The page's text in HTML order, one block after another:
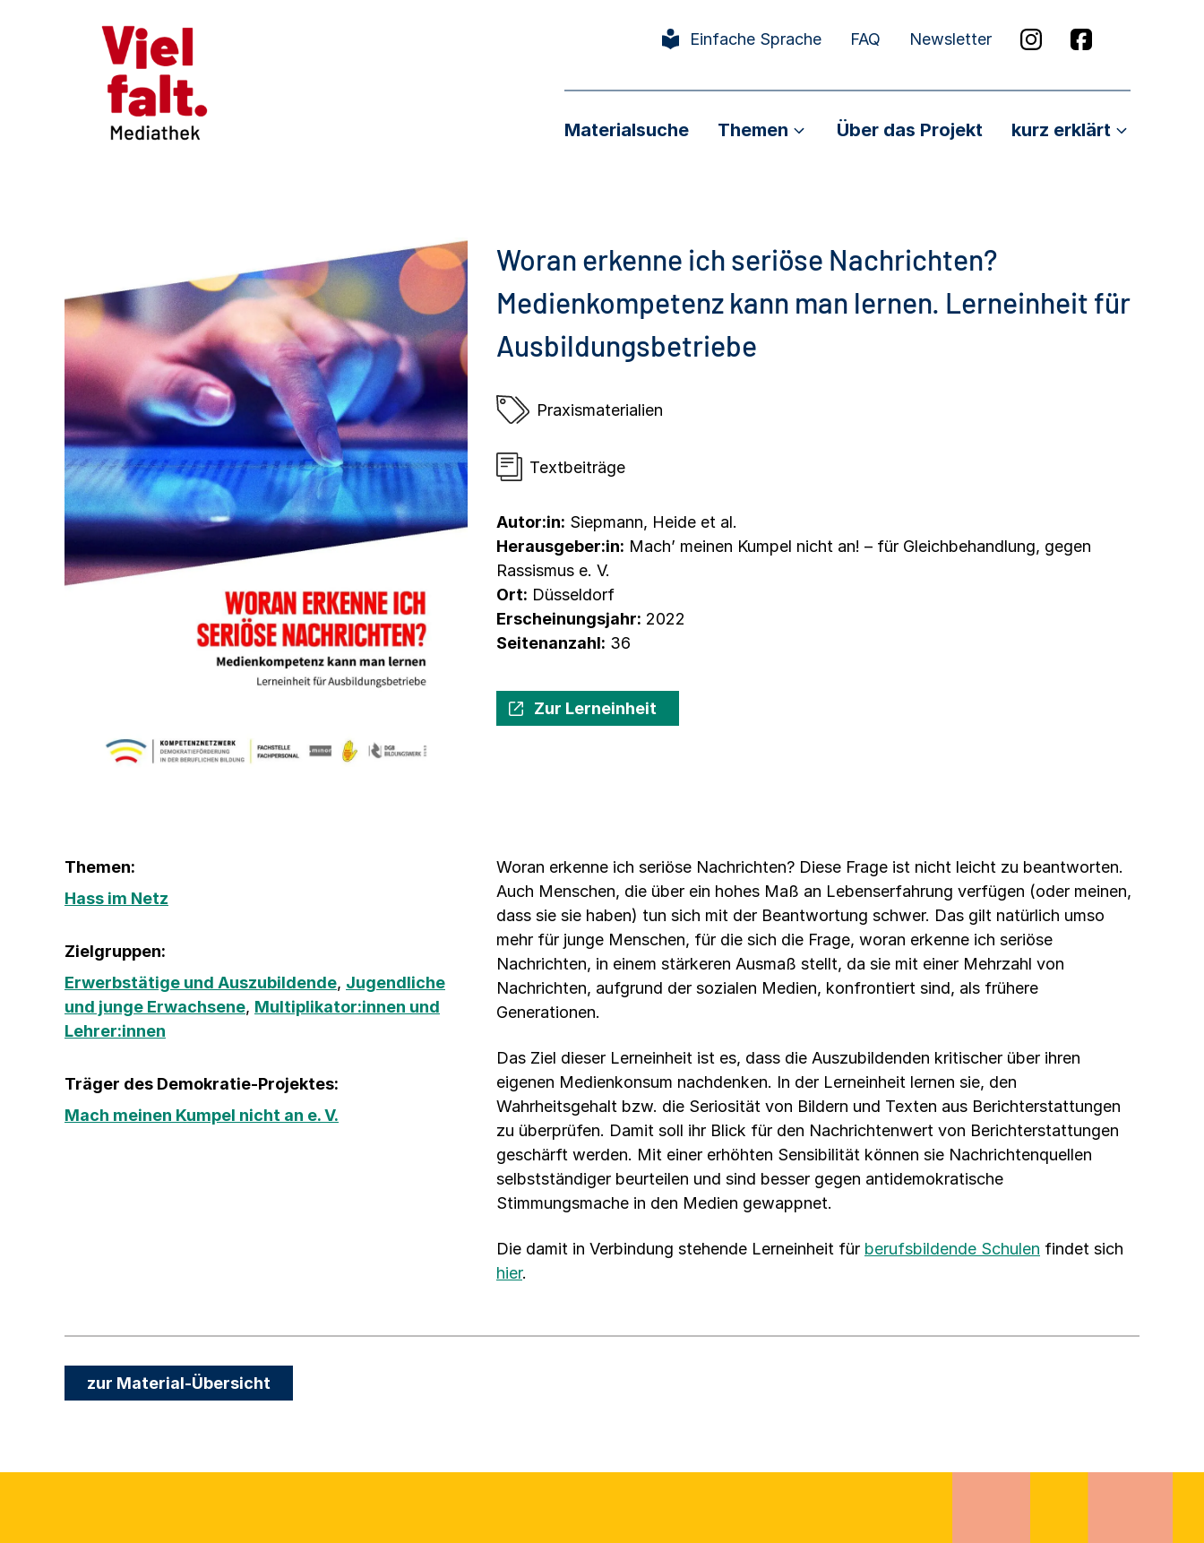
Einfache Sprache FAQ Newsletter
Materialsuche Themen Über das Projekt kurz erklärt
Woran erkenne ich seriöse Nachrichten?
Medienkompetenz kann man lernen. Lerneinheit für
Ausbildungsbetriebe
Praxismaterialien
Textbeiträge
Autor:in: Siepmann, Heide et al.
Herausgeber:in: Machʼ meinen Kumpel nicht an! – für Gleichbehandlung, gegen
Rassismus e. V.
Ort: Düsseldorf
Erscheinungsjahr: 2022
Seitenanzahl: 36
Zur Lerneinheit
Themen:
Hass im Netz
Zielgruppen:
Erwerbstätige und Auszubildende, Jugendliche
und junge Erwachsene, Multiplikator:innen und
Lehrer:innen
Träger des Demokratie-Projektes:
Mach meinen Kumpel nicht an e. V.
Woran erkenne ich seriöse Nachrichten? Diese Frage ist nicht leicht zu beantworten.
Auch Menschen, die über ein hohes Maß an Lebenserfahrung verfügen (oder meinen,
dass sie sie haben) tun sich mit der Beantwortung schwer. Das gilt natürlich umso
mehr für junge Menschen, für die sich die Frage, woran erkenne ich seriöse
Nachrichten, in einem stärkeren Ausmaß stellt, da sie mit einer Mehrzahl von
Nachrichten, aufgrund der sozialen Medien, konfrontiert sind, als frühere
Generationen.
Das Ziel dieser Lerneinheit ist es, dass die Auszubildenden kritischer über ihren
eigenen Medienkonsum nachdenken. In der Lerneinheit lernen sie, den
Wahrheitsgehalt bzw. die Seriosität von Bildern und Texten aus Berichterstattungen
zu überprüfen. Damit soll ihr Blick für den Nachrichtenwert von Berichterstattungen
geschärft werden. Mit einer erhöhten Sensibilität können sie Nachrichtenquellen
selbstständiger beurteilen und sind besser gegen antidemokratische
Stimmungsmache in den Medien gewappnet.
Die damit in Verbindung stehende Lerneinheit für berufsbildende Schulen findet sich
hier.
zur Material-Übersicht